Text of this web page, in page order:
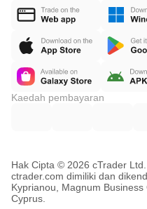
Kaedah pembayaran
Hak Cipta © 2026 cTrader
ctrader.com dimiliki dan
Kyprianou, Magnum
Cyprus.